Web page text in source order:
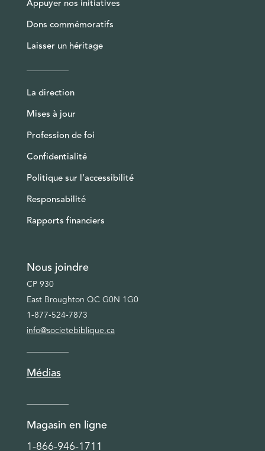
Appuyer nos initiatives
Dons commémoratifs
Laisser un héritage
La direction
Mises à jour
Profession de foi
Confidentialité
Politique sur l’accessibilité
Responsabilité
Rapports financiers
Nous joindre
CP 930
East Broughton QC G0N 1G0
1-877-524-7873
info@societebiblique.ca
Médias
Magasin en ligne
1-866-946-1711